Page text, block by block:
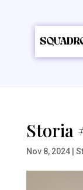
Storia
Nov 8, 2024|